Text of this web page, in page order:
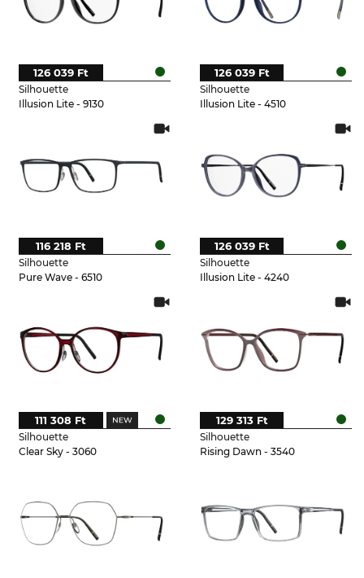
Silhouette
Illusion Lite - 9130
126 039 Ft
Silhouette
Illusion Lite - 4510
126 039 Ft
Silhouette
Pure Wave - 6510
116 218 Ft
Silhouette
Illusion Lite - 4240
126 039 Ft
Silhouette
Clear Sky - 3060
111 308 Ft
Silhouette
Rising Dawn - 3540
129 313 Ft